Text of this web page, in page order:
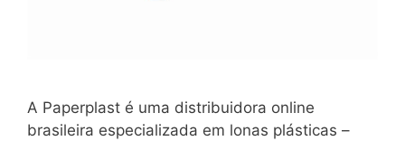
A Paperplast é uma distribuidora online
brasileira especializada em lonas plásticas –